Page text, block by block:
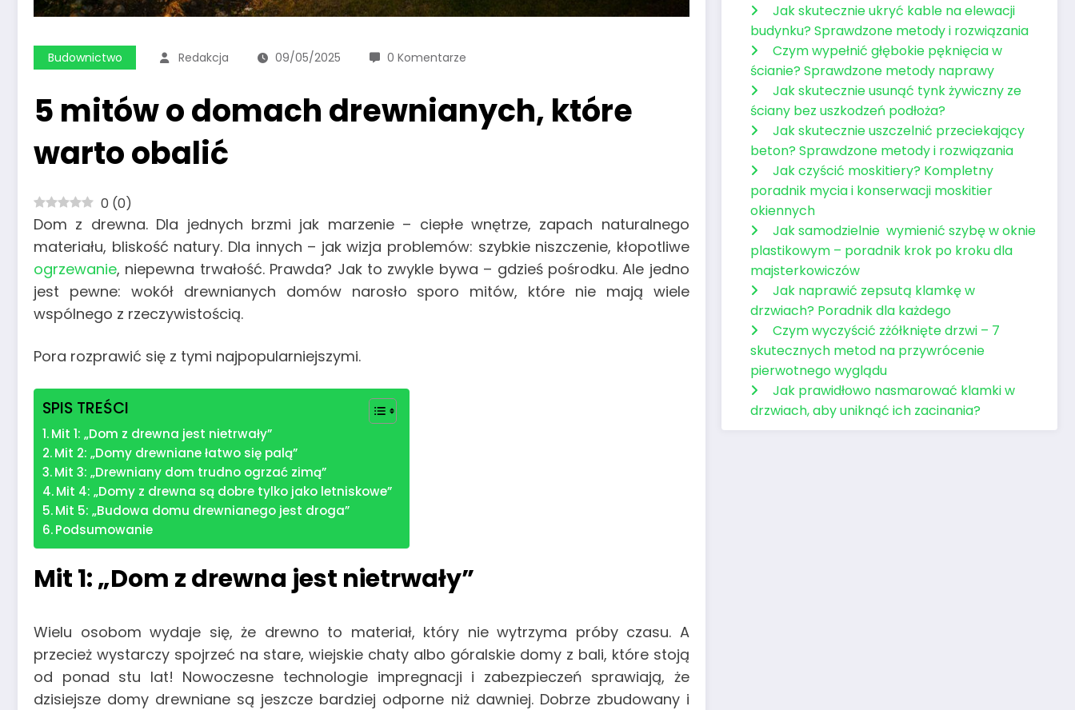
Budownictwo Redakcja 09/05/2025 0 Komentarze
5 mitów o domach drewnianych, które
warto obalić
0 (0)
Dom z drewna. Dla jednych brzmi jak marzenie – ciepłe wnętrze, zapach naturalnego
materiału, bliskość natury. Dla innych – jak wizja problemów: szybkie niszczenie, kłopotliwe
ogrzewanie, niepewna trwałość. Prawda? Jak to zwykle bywa – gdzieś pośrodku. Ale jedno
jest pewne: wokół drewnianych domów narosło sporo mitów, które nie mają wiele
wspólnego z rzeczywistością.
Pora rozprawić się z tymi najpopularniejszymi.
SPIS TREŚCI
Mit 1: „Dom z drewna jest nietrwały”
Mit 2: „Domy drewniane łatwo się palą”
Mit 3: „Drewniany dom trudno ogrzać zimą”
Mit 4: „Domy z drewna są dobre tylko jako letniskowe”
Mit 5: „Budowa domu drewnianego jest droga”
Podsumowanie
Mit 1: „Dom z drewna jest nietrwały”
Wielu osobom wydaje się, że drewno to materiał, który nie wytrzyma próby czasu. A
przecież wystarczy spojrzeć na stare, wiejskie chaty albo góralskie domy z bali, które stoją
od ponad stu lat! Nowoczesne technologie impregnacji i zabezpieczeń sprawiają, że
dzisiejsze domy drewniane są jeszcze bardziej odporne niż dawniej. Dobrze zbudowany i
Jak skutecznie ukryć kable na elewacji
budynku? Sprawdzone metody i rozwiązania
Czym wypełnić głębokie pęknięcia w
ścianie? Sprawdzone metody naprawy
Jak skutecznie usunąć tynk żywiczny ze
ściany bez uszkodzeń podłoża?
Jak skutecznie uszczelnić przeciekający
beton? Sprawdzone metody i rozwiązania
Jak czyścić moskitiery? Kompletny
poradnik mycia i konserwacji moskitier
okiennych
Jak samodzielnie wymienić szybę w oknie
plastikowym – poradnik krok po kroku dla
majsterkowiczów
Jak naprawić zepsutą klamkę w
drzwiach? Poradnik dla każdego
Czym wyczyścić zżółknięte drzwi – 7
skutecznych metod na przywrócenie
pierwotnego wyglądu
Jak prawidłowo nasmarować klamki w
drzwiach, aby uniknąć ich zacinania?